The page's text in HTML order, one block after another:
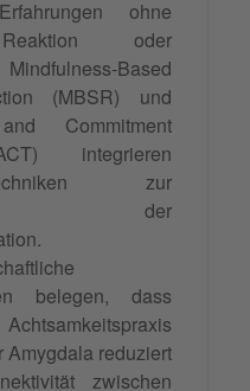
ohne
oder
Based
(MBSR) und
Commitment
integrieren
zur
der
belegen, dass
Amygdala reduziert
zwischen